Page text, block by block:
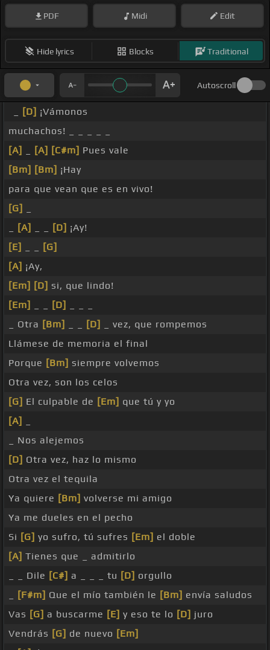
PDF Midi Edit
Hide lyrics Blocks Traditional
Autoscroll
[D] ¡Vámonos
muchachos! _ _ _ _ _
[A]
[A] [C#m] Pues vale
[Bm] [Bm] ¡Hay
para que vean que es en vivo!
[G]
[A] [D] ¡Ay!
[E]
[G]
[A] ¡Ay,
[Em] [D] si, que lindo!
[Em]
[D]
_ Otra [Bm] [D]
_ vez, que rompemos
Llámese de memoria el final
Porque [Bm] siempre volvemos
Otra vez, son los celos
[G] El culpable de [Em] que tú y yo
[A]
_ Nos alejemos
[D] Otra vez, haz lo mismo
Otra vez el tequila
Ya quiere [Bm] volverse mi amigo
Ya me dueles en el pecho
Si [G] yo sufro, tú sufres [Em] el doble
[A] Tienes que _ admitirlo
_ _ Dile [C#] a _ _ _ tu [D] orgullo
[F#m] Que el mío también le [Bm] envía saludos
Vas [G] a buscarme [E] y eso te lo [D] juro
Vendrás [G] de nuevo [Em]